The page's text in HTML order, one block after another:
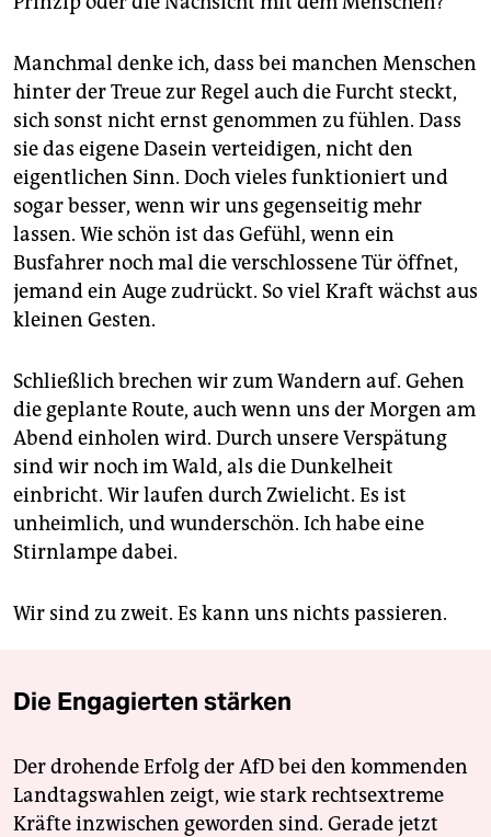
Manchmal denke ich, dass bei manchen Menschen
hinter der Treue zur Regel auch die Furcht steckt,
sich sonst nicht ernst genommen zu fühlen. Dass
sie das eigene Dasein verteidigen, nicht den
eigentlichen Sinn. Doch vieles funktioniert und
sogar besser, wenn wir uns gegenseitig mehr
lassen. Wie schön ist das Gefühl, wenn ein
Busfahrer noch mal die verschlossene Tür öffnet,
jemand ein Auge zudrückt. So viel Kraft wächst aus
kleinen Gesten.
Schließlich brechen wir zum Wandern auf. Gehen
die geplante Route, auch wenn uns der Morgen am
Abend einholen wird. Durch unsere Verspätung
sind wir noch im Wald, als die Dunkelheit
einbricht. Wir laufen durch Zwielicht. Es ist
unheimlich, und wunderschön. Ich habe eine
Stirnlampe dabei.
Wir sind zu zweit. Es kann uns nichts passieren.
Die Engagierten stärken
Der drohende Erfolg der AfD bei den kommenden
Landtagswahlen zeigt, wie stark rechtsextreme
Kräfte inzwischen geworden sind. Gerade jetzt